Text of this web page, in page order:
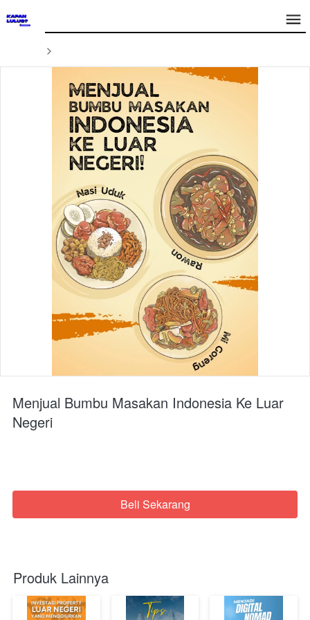
Menjual Bumbu Masakan Indonesia Ke Luar
Negeri
`Beli Sekarang
Produk Lainnya